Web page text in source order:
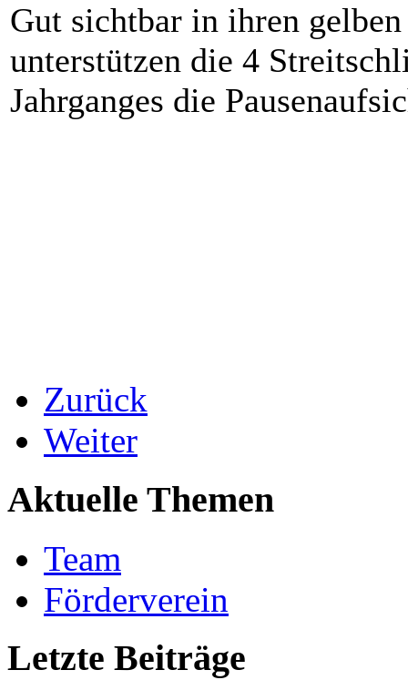
Gut sichtbar in ihren gelben
unterstützen die 4
Jahrganges die
Zurück
Weiter
Aktuelle Themen
Team
Förderverein
Letzte Beiträge